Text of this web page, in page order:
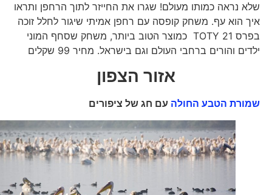
שלא נראה כמותו מעולם! שגרו את החייזר לתוך הרחפן ותראו
איך הוא עף. משחק קופסה עם רחפן אמיתי שיגור לחלל זוכה
בפרס TOTY 21 כמוצר הטוב ביותר, משחק שסחף המוני
ילדים והורים ברחבי העולם וגם בישראל. מחיר 99 שקלים
אזור הצפון
שמורת הטבע החולהעם חג של ציפורים